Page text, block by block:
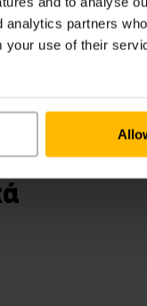
partners
your use of their
that can be
software